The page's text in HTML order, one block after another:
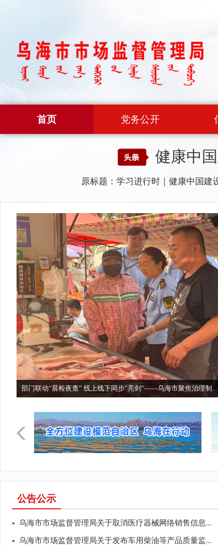
首页 党务公开
健康中
原标题：学习进行时｜健康中国建
部门联动“晨检夜查” 线上线下同步“亮剑”——乌海市聚焦治理制...
公告公示
乌海市市场监督管理局关于取消医疗器械网络销售信息...
乌海市市场监督管理局关于发布车用柴油等产品质量监...